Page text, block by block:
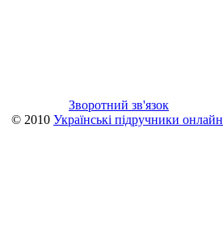
Зворотний зв'язок
© 2010 Українські підручники онлайн